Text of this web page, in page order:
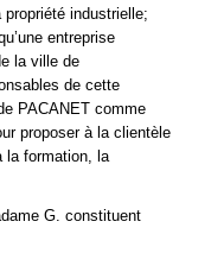
industrielle;
entreprise
la ville de
de cette
PACANET comme
proposer à la clientèle
la formation, la
G. constituent